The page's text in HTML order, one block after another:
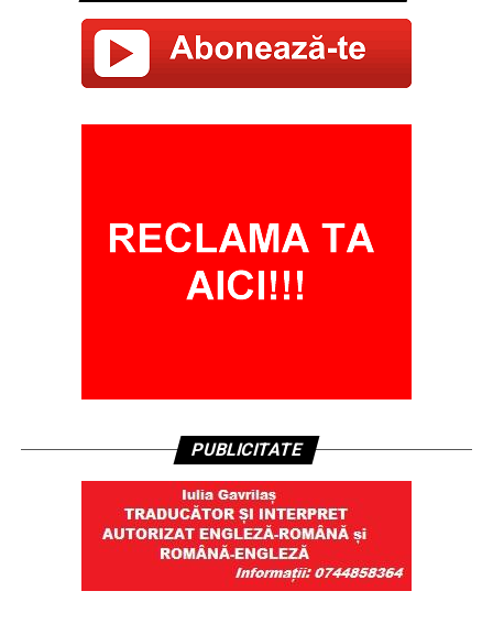
PUBLICITATE